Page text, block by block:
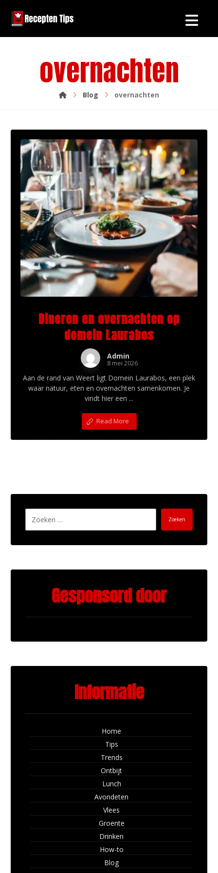
overnachten
Blog overnachten
Dineren en overnachten op
domein Laurabos
Admin
8 mei 2026
Aan de rand van Weert ligt Domein Laurabos, een plek
waar natuur, eten en overnachten samenkomen. Je
vindt hier een ...
Read More
Zoeken
Gesponsord door
Informatie
Home
Tips
Trends
Ontbijt
Lunch
Avondeten
Vlees
Groente
Drinken
How-to
Blog